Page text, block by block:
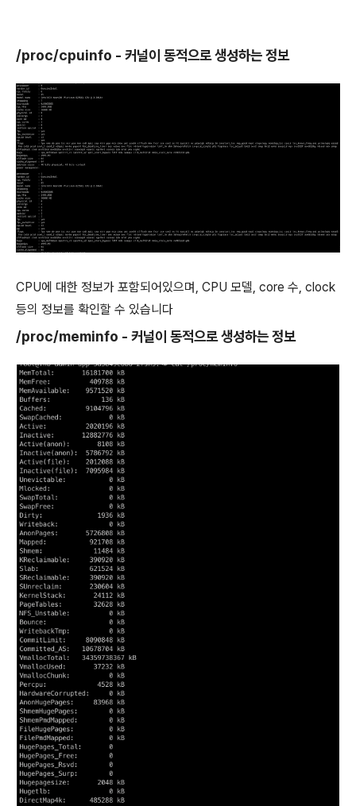
/proc/cpuinfo - 커널이 동적으로 생성하는 정보
CPU에 대한 정보가 포함되어있으며, CPU 모델, core 수, clock
등의 정보를 확인할 수 있습니다
/proc/meminfo - 커널이 동적으로 생성하는 정보